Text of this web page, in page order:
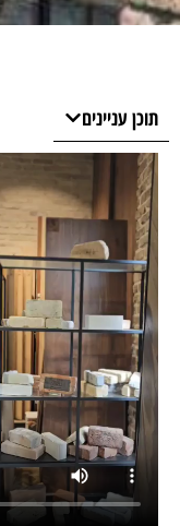
תוכן עניינים